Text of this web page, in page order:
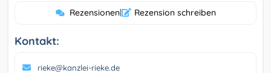
Rezensionen| Rezension schreiben
Kontakt:
rieke@kanzlei-rieke.de